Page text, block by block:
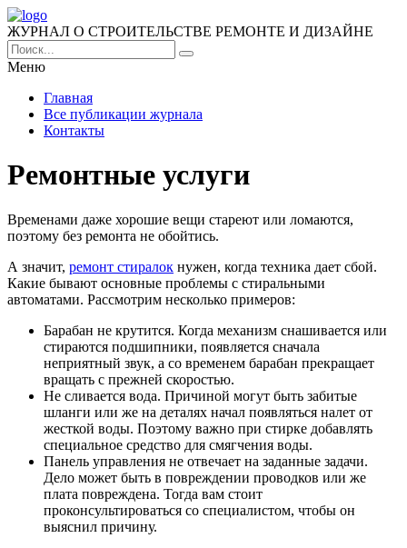
ЖУРНАЛ О СТРОИТЕЛЬСТВЕ РЕМОНТЕ И ДИЗАЙНЕ
Меню
Главная
Все публикации журнала
Контакты
Ремонтные услуги
Временами даже хорошие вещи стареют или ломаются,
поэтому без ремонта не обойтись.
А значит, ремонт стиралок нужен, когда техника дает сбой.
Какие бывают основные проблемы с стиральными
автоматами. Рассмотрим несколько примеров:
Барабан не крутится. Когда механизм снашивается или
стираются подшипники, появляется сначала
неприятный звук, а со временем барабан прекращает
вращать с прежней скоростью.
Не сливается вода. Причиной могут быть забитые
шланги или же на деталях начал появляться налет от
жесткой воды. Поэтому важно при стирке добавлять
специальное средство для смягчения воды.
Панель управления не отвечает на заданные задачи.
Дело может быть в повреждении проводков или же
плата повреждена. Тогда вам стоит
проконсультироваться со специалистом, чтобы он
выяснил причину.